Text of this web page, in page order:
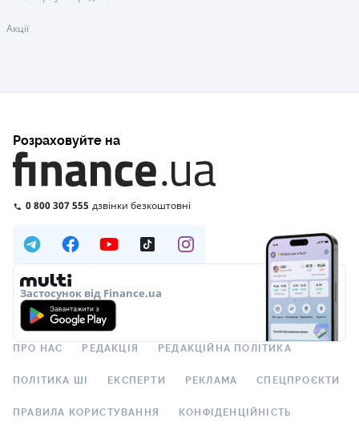
Акції
Розраховуйте на
0 800 307 555 дзвінки безкоштовні
Застосунок від Finance.ua
ПРО НАС РЕДАКЦІЯ РЕДАКЦІЙНА ПОЛІТИКА
ПОЛІТИКА ШІ ЕКСПЕРТИ РЕКЛАМА СПЕЦПРОЄКТИ
ПРАВИЛА КОРИСТУВАННЯ КОНФІДЕНЦІЙНІСТЬ